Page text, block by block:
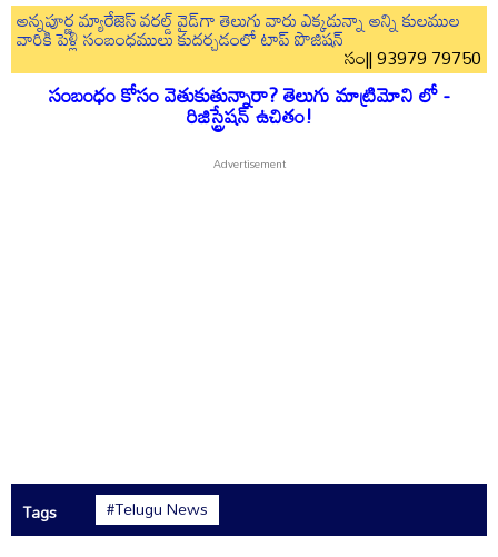
అన్నపూర్ణ మ్యారేజెస్ వరల్డ్ వైడ్‌గా తెలుగు వారు ఎక్కడున్నా అన్ని కులముల
వారికి పెళ్లి సంబంధములు కుదర్చడంలో టాప్ పొజిషన్
సం|| 93979 79750
సంబంధం కోసం వెతుకుతున్నారా? తెలుగు మాట్రిమోని లో -
రిజిస్ట్రేషన్ ఉచితం!
Tags #Telugu News